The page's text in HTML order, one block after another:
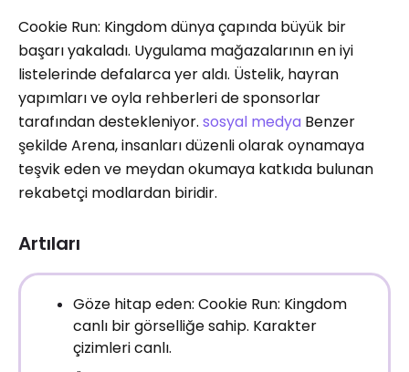
Cookie Run: Kingdom dünya çapında büyük bir
başarı yakaladı. Uygulama mağazalarının en iyi
listelerinde defalarca yer aldı. Üstelik, hayran
yapımları ve oyla rehberleri de sponsorlar
tarafından destekleniyor. sosyal medya Benzer
şekilde Arena, insanları düzenli olarak oynamaya
teşvik eden ve meydan okumaya katkıda bulunan
rekabetçi modlardan biridir.
Artıları
Göze hitap eden: Cookie Run: Kingdom
canlı bir görselliğe sahip. Karakter
çizimleri canlı.